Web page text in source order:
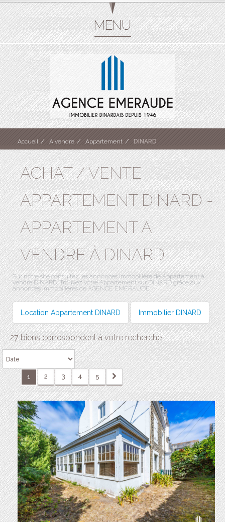
Accueil A vendre Appartement DINARD
ACHAT / VENTE
APPARTEMENT DINARD -
APPARTEMENT A
VENDRE À DINARD
Sur notre site consultez les annonces immobilière de Appartement à
vendre DINARD. Trouvez votre Appartement sur DINARD grâce aux
annonces immobilières de AGENCE EMERAUDE.
Location Appartement DINARD Immobilier DINARD
27 biens correspondent à votre recherche
1 2 3 4 5